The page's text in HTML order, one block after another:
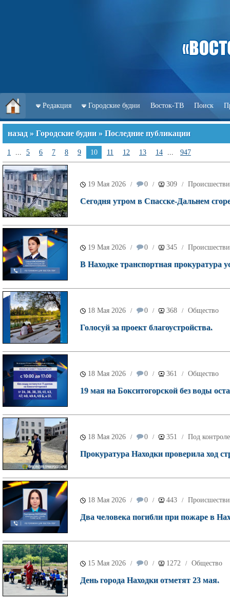
Редакция Городские будни Восток-ТВ Поиск
назад » Городские будни » Последние публикации
1 ... 5 6 7 8 9 10 11 12 13 14 ... 947
19 Мая 2026 / 0 / 309 /
Сегодня утром в Спасске-Дальнем
19 Мая 2026 / 0 / 345 /
В Находке транспортная прокуратура
18 Мая 2026 / 0 / 368 / Общество
Голосуй за проект благоустройства.
18 Мая 2026 / 0 / 361 / Общество
19 мая на Бокситогорской без воды
18 Мая 2026 / 0 / 351 / Под
Прокуратура Находки проверила ход
18 Мая 2026 / 0 / 443 /
Два человека погибли при пожаре в
15 Мая 2026 / 0 / 1272 / Общество
День города Находки отметят 23 мая.